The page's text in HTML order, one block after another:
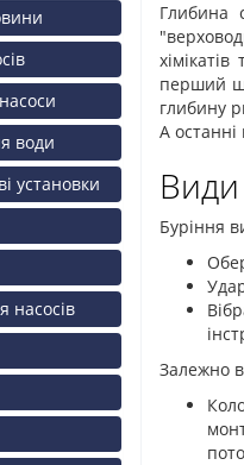
води
установки
насосів
Глибина
перший
глибину
А
Буріння
Залежно